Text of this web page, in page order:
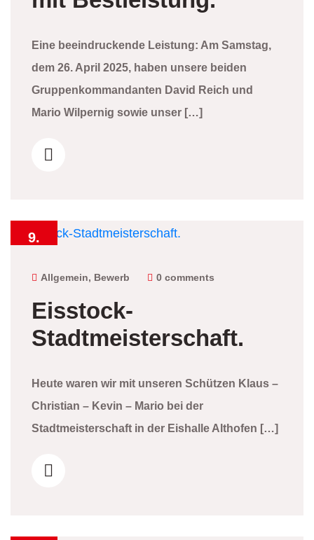
Eine beeindruckende Leistung: Am Samstag,
dem 26. April 2025, haben unsere beiden
Gruppenkommandanten David Reich und
Mario Wilpernig sowie unser […]
9.
Allgemein, Bewerb 0 comments
Eisstock-
Stadtmeisterschaft.
Heute waren wir mit unseren Schützen Klaus –
Christian – Kevin – Mario bei der
Stadtmeisterschaft in der Eishalle Althofen […]